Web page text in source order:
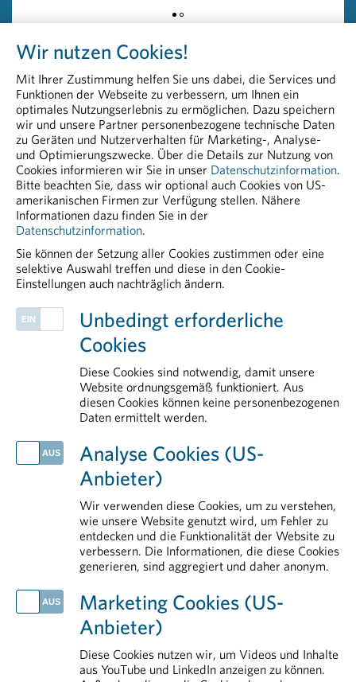
PHARMIG – Verband der pharmazeutischen Industrie
Head of Communication & PR
+43 664 8860 5264
peter.richter@pharmig.at
20250401 Neuer PHARMIG Präsident_Engagement
für Medikamentenversorgung und Wirtschaft
PDF - 85,74 KB
Kontakt
Plasmaproteine
Legal & Compliance
Health Data & Digital
Arzneimittel vor Hitze schützen
Impfen schützt in jedem Lebensabschnitt
Mit gut vorbereiteter Reiseapotheke in einen entspannteren Urlaub
Handlungsbedarf für Europa: Arzneimittel als strategische Ressource stärken
IM DETAIL
Rund um das Arzneimittel
Transparenz
Forschung & Entwicklung
Aus- und Weiterbildung
Pharmareferenten
Wir nutzen Cookies!
Mit Ihrer Zustimmung helfen Sie uns dabei, die Services und
Funktionen der Webseite zu verbessern, um Ihnen ein
optimales Nutzungserlebnis zu ermöglichen. Dazu speichern
wir und unsere Partner personenbezogene technische Daten
zu Geräten und Nutzerverhalten für Marketing-, Analyse-
und Optimierungszwecke. Über die Details zur Nutzung von
Cookies informieren wir Sie in unser Datenschutzinformation.
Bitte beachten Sie, dass wir optional auch Cookies von US-
amerikanischen Firmen zur Verfügung stellen. Nähere
Informationen dazu finden Sie in der
Datenschutzinformation.
Sie können der Setzung aller Cookies zustimmen oder eine
selektive Auswahl treffen und diese in den Cookie-
Einstellungen auch nachträglich ändern.
Unbedingt erforderliche
Cookies
Diese Cookies sind notwendig, damit unsere
Website ordnungsgemäß funktioniert. Aus
diesen Cookies können keine personenbezogenen
Daten ermittelt werden.
Analyse Cookies (US-
Anbieter)
Wir verwenden diese Cookies, um zu verstehen,
wie unsere Website genutzt wird, um Fehler zu
entdecken und die Funktionalität der Website zu
verbessern. Die Informationen, die diese Cookies
generieren, sind aggregiert und daher anonym.
Marketing Cookies (US-
Anbieter)
Diese Cookies nutzen wir, um Videos und Inhalte
aus YouTube und LinkedIn anzeigen zu können.